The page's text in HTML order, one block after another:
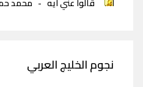
نجوم الخليج العربي